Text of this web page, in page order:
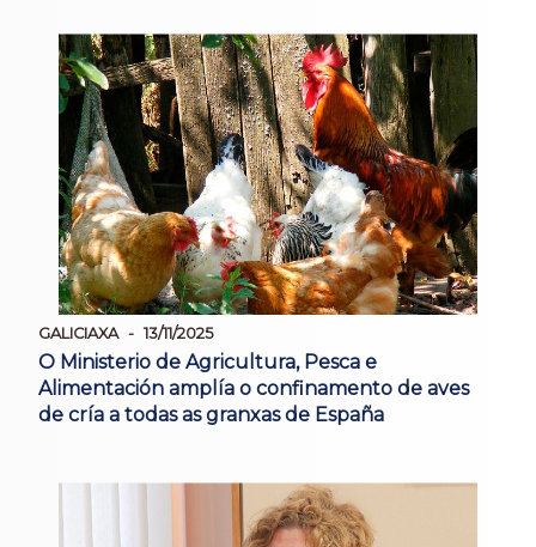
GALICIAXA 13/11/2025
O Ministerio de Agricultura, Pesca e
Alimentación amplía o confinamento de aves
de cría a todas as granxas de España